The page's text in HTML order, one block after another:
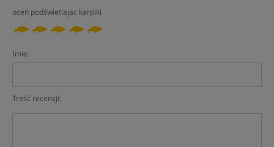
oceń podświetlając karpiki
Imię:
Treść recenzji: